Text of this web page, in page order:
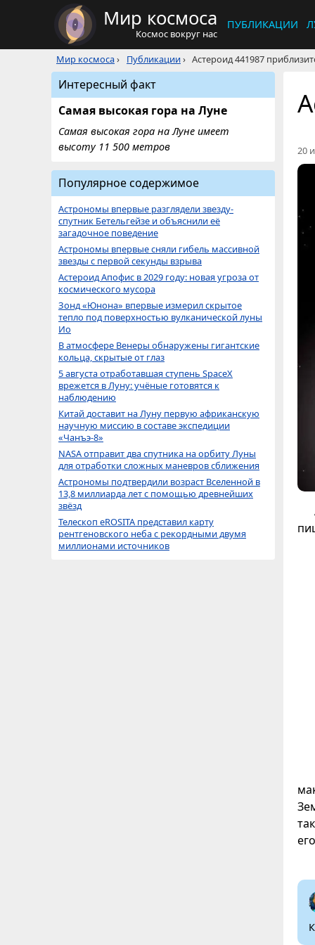
Мир космоса
Космос вокруг нас
ПУБЛИКАЦИИ
Мир космоса› Публикации› Астероид 441987
20
Интересный факт
Самая высокая гора на Луне
Самая высокая гора на Луне имеет
высоту 11 500 метров
Популярное содержимое
Астрономы впервые разглядели звезду-
спутник Бетельгейзе и объяснили её
загадочное поведение
Астрономы впервые сняли гибель массивной
звезды с первой секунды взрыва
Астероид Апофис в 2029 году: новая угроза от
космического мусора
Зонд «Юнона» впервые измерил скрытое
тепло под поверхностью вулканической луны
Ио
В атмосфере Венеры обнаружены гигантские
кольца, скрытые от глаз
5 августа отработавшая ступень SpaceX
врежется в Луну: учёные готовятся к
наблюдению
Китай доставит на Луну первую африканскую
научную миссию в составе экспедиции
«Чанъэ-8»
NASA отправит два спутника на орбиту Луны
для отработки сложных маневров сближения
Астрономы подтвердили возраст Вселенной в
13,8 миллиарда лет с помощью древнейших
звёзд
Телескоп eROSITA представил карту
рентгеновского неба с рекордными двумя
миллионами источников